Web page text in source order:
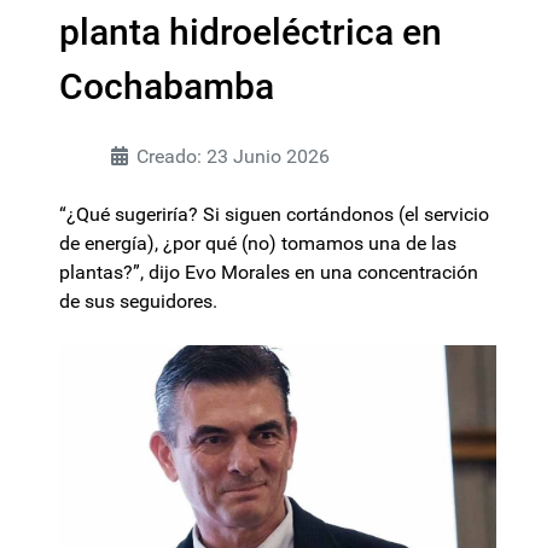
planta hidroeléctrica en
Cochabamba
Creado: 23 Junio 2026
“¿Qué sugeriría? Si siguen cortándonos (el servicio
de energía), ¿por qué (no) tomamos una de las
plantas?”, dijo Evo Morales en una concentración
de sus seguidores.